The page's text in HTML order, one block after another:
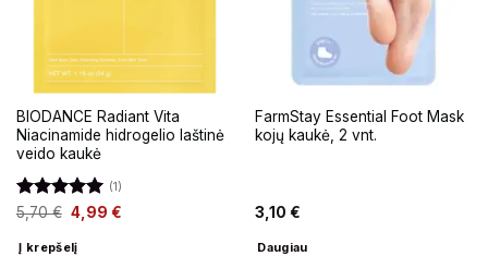
BIODANCE Radiant Vita
Niacinamide hidrogelio laštinė
veido kaukė
Įvertinimas:
(1)
5,70€ 4,99 €
Į krepšelį
FarmStay Essential Foot Mask
kojų kaukė, 2 vnt.
3,10 €
Daugiau